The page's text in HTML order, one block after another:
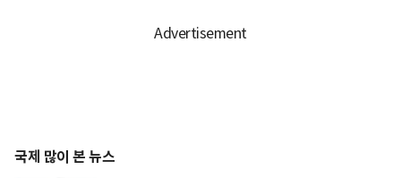
국제 많이 본 뉴스